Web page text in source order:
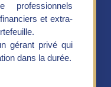
et extra-
gérant privé qui
dans la durée.